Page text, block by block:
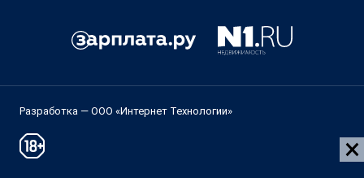
Разработка — ООО «Интернет Технологии»